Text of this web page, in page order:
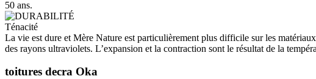
50 ans.
Ténacité
La vie est dure et Mère Nature est particulièrement plus difficile sur les
des rayons ultraviolets. L’expansion et la contraction sont le résultat de la
toitures decra Oka